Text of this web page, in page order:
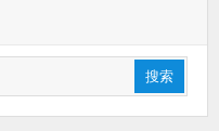
搜索